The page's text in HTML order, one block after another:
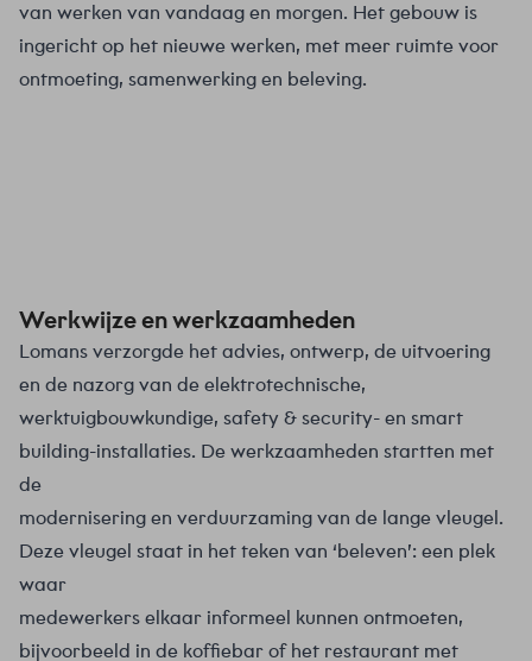
van werken van vandaag en morgen. Het gebouw is
ingericht op het nieuwe werken, met meer ruimte voor
ontmoeting, samenwerking en beleving.
Werkwijze en werkzaamheden
Lomans verzorgde het advies, ontwerp, de uitvoering
en de nazorg van de elektrotechnische,
werktuigbouwkundige, safety & security- en smart
building-installaties. De werkzaamheden startten met
de
modernisering en verduurzaming van de lange vleugel.
Deze vleugel staat in het teken van ‘beleven’: een plek
waar
medewerkers elkaar informeel kunnen ontmoeten,
bijvoorbeeld in de koffiebar of het restaurant met